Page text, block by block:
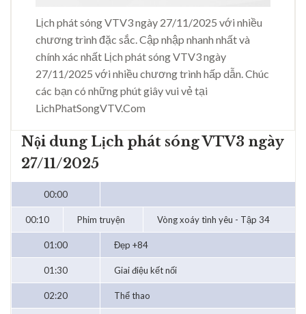
Lịch phát sóng VTV3 ngày 27/11/2025 với nhiều
chương trình đặc sắc. Cập nhập nhanh nhất và
chính xác nhất Lịch phát sóng VTV3 ngày
27/11/2025 với nhiều chương trình hấp dẫn. Chúc
các bạn có những phút giây vui vẻ tại
LichPhatSongVTV.Com
Nội dung Lịch phát sóng VTV3 ngày
27/11/2025
00:00
00:10 Phim truyện Vòng xoáy tình yêu - Tập 34
01:00 Đẹp +84
01:30 Giai điệu kết nối
02:20 Thể thao